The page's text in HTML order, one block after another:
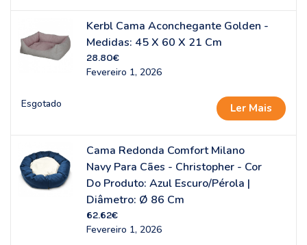
Kerbl Cama Aconchegante Golden -
Medidas: 45 X 60 X 21 Cm
28.80€
Fevereiro 1, 2026
Esgotado Ler Mais
Cama Redonda Comfort Milano
Navy Para Cães - Christopher - Cor
Do Produto: Azul Escuro/Pérola |
Diâmetro: Ø 86 Cm
62.62€
Fevereiro 1, 2026